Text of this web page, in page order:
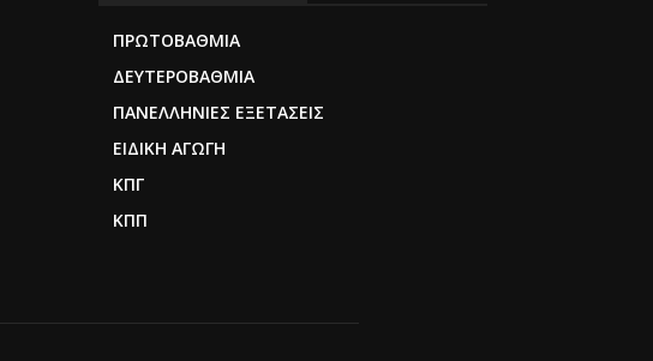
ΠΡΩΤΟΒΑΘΜΙΑ
ΔΕΥΤΕΡΟΒΑΘΜΙΑ
ΠΑΝΕΛΛΗΝΙΕΣ ΕΞΕΤΑΣΕΙΣ
ΕΙΔΙΚΗ ΑΓΩΓΗ
ΚΠΓ
ΚΠΠ